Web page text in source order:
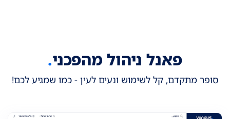
פאנל ניהול מהפכני.
סופר מתקדם, קל לשימוש ונעים לעין - כמו שמגיע לכם!